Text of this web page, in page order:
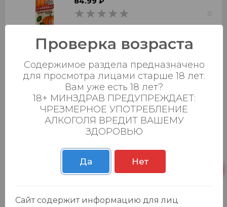
0
Сыр копченый "Сырцееды" классика
23гр. БЗМЖ
70.99 ₽
0
Добавить в корзину
Арахис натуральный обжаренный
109.99 ₽
Проверка возраста
Содержимое раздела предназначено
для просмотра лицами старше 18 лет.
Вам уже есть 18 лет?
18+ МИНЗДРАВ ПРЕДУПРЕЖДАЕТ:
ЧРЕЗМЕРНОЕ УПОТРЕБЛЕНИЕ
АЛКОГОЛЯ ВРЕДИТ ВАШЕМУ
ЗДОРОВЬЮ
Да Нет
Сайт содержит информацию для лиц